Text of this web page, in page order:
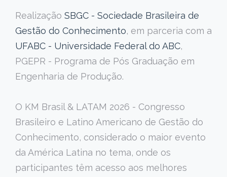
Realização SBGC - Sociedade Brasileira de
Gestão do Conhecimento, em parceria com a
UFABC - Universidade Federal do ABC,
PGEPR - Programa de Pós Graduação em
Engenharia de Produção.
O KM Brasil & LATAM 2026 - Congresso
Brasileiro e Latino Americano de Gestão do
Conhecimento, considerado o maior evento
da América Latina no tema, onde os
participantes têm acesso aos melhores